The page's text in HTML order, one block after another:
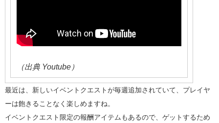
（出典 Youtube）
最近は、新しいイベントクエストが毎週追加されていて、プレイヤ
ーは飽きることなく楽しめますね。
イベントクエスト限定の報酬アイテムもあるので、ゲットするため